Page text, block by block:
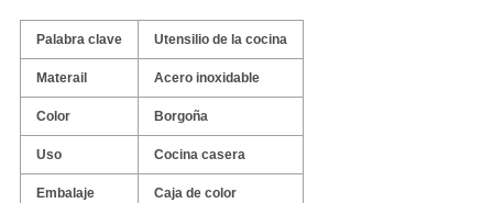
Palabra clave Utensilio de la cocina
Materail Acero inoxidable
Color Borgoña
Uso Cocina casera
Embalaje Caja de color